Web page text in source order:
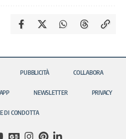
PUBBLICITÀ COLLABORA
NEWSLETTER PRIVACY
DI CONDOTTA